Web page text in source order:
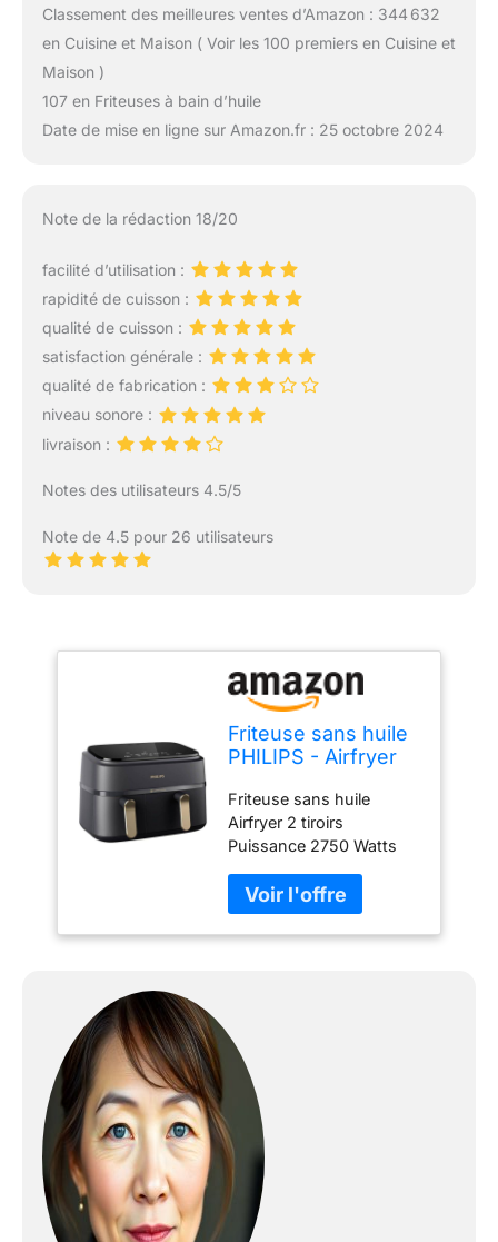
Classement des meilleures ventes d’Amazon : 344 632
en Cuisine et Maison ( Voir les 100 premiers en Cuisine et
Maison )
107 en Friteuses à bain d’huile
Date de mise en ligne sur Amazon.fr : 25 octobre 2024
Note de la rédaction 18/20
facilité d’utilisation :
rapidité de cuisson :
qualité de cuisson :
satisfaction générale :
qualité de fabrication :
niveau sonore :
livraison :
Notes des utilisateurs 4.5/5
Note de 4.5 pour 26 utilisateurs
Friteuse sans huile
PHILIPS - Airfryer
cuve 9L - 8
programmes de
cuisson -
Accessoires inclus
- 2750W
Friteuse sans huile
Airfryer 2 tiroirs
Puissance 2750 Watts
fonctions préréglées